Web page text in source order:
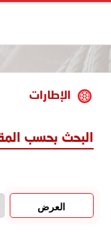
الإطارات
البحث بحسب
العرض